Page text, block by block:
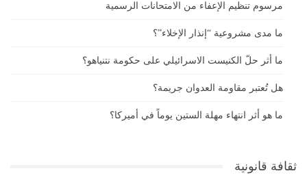
مرسوم تنظيم الإعفاء من الامتحانات الرسمية
ما مدى مشروعية “إنذار الإخلاء”؟
ما أثر حلّ الكنيست الاسرائيلي على حكومة نتنياهو؟
هل تُعتبر مقاومة العدوان جريمة؟
ما هو أثر انتهاء مهلة الستين يوماً في أميركا؟
ثقافة قانونية